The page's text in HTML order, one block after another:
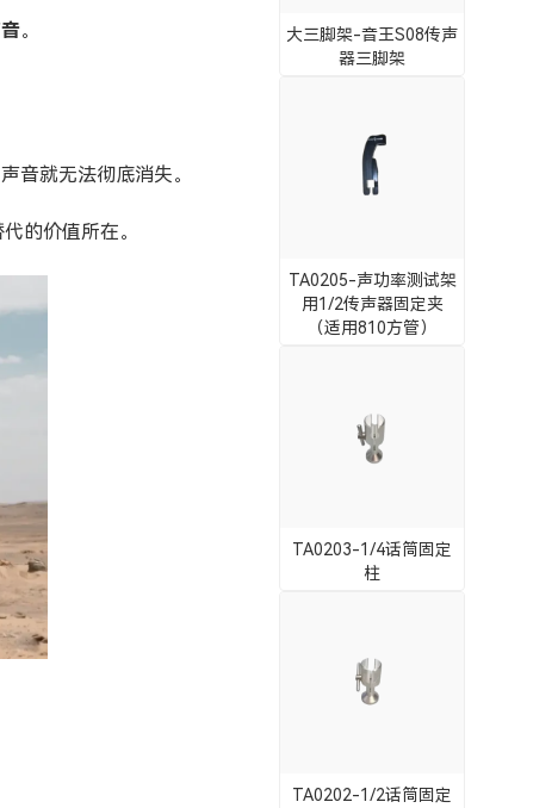
。
音就无法彻底消失。
的价值所在。
大三脚架-音王S08传声
器三脚架
TA0205-声功率测试架
用1/2传声器固定夹
（适用810方管）
TA0203-1/4话筒固定
柱
TA0202-1/2话筒固定